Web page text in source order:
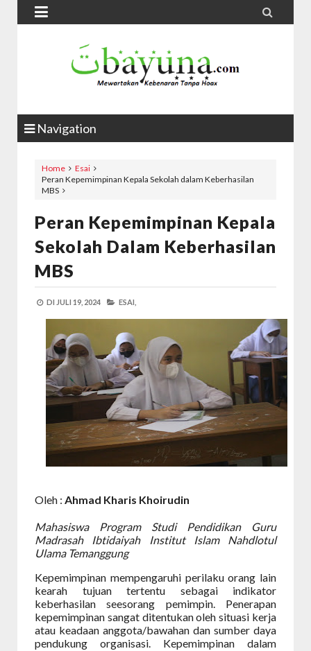
 
Navigation
Home
Esai
Peran Kepemimpinan Kepala Sekolah dalam Keberhasilan
MBS
Peran Kepemimpinan Kepala
Sekolah Dalam Keberhasilan
MBS
DI JULI 19, 2024 ESAI,
Oleh : Ahmad Kharis Khoirudin
Mahasiswa Program Studi Pendidikan Guru
Madrasah Ibtidaiyah Institut Islam Nahdlotul
Ulama Temanggung
Kepemimpinan mempengaruhi perilaku orang lain
kearah tujuan tertentu sebagai indikator
keberhasilan seesorang pemimpin. Penerapan
kepemimpinan sangat ditentukan oleh situasi kerja
atau keadaan anggota/bawahan dan sumber daya
pendukung organisasi. Kepemimpinan dalam